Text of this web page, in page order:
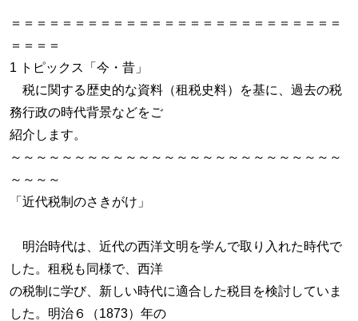
＝＝＝＝＝＝＝＝＝＝＝＝＝＝＝＝＝＝＝＝＝＝＝＝＝＝
＝＝＝＝
1 トピックス「今・昔」
税に関する歴史的な資料（租税史料）を基に、過去の税
務行政の時代背景などをご
紹介します。
～～～～～～～～～～～～～～～～～～～～～～～～～～
～～～～
「近代税制のさきがけ」
明治時代は、近代の西洋文明を学んで取り入れた時代で
した。租税も同様で、西洋
の税制に学び、新しい時代に適合した税目を検討していま
した。明治６（1873）年の